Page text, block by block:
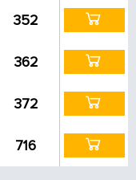
352
362
372
716